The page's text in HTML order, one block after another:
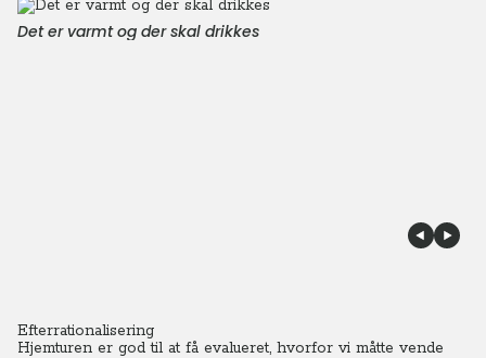
Det er varmt og der skal drikkes
Efterrationalisering
Hjemturen er god til at få evalueret, hvorfor vi måtte vende